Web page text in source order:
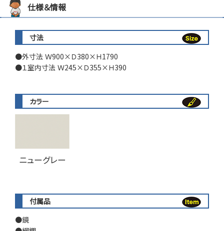
仕様＆情報
寸法
外寸法 Ｗ900×Ｄ380×Ｈ1790
１室内寸法 Ｗ245×Ｄ355×Ｈ390
カラー
ニューグレー
付属品
鏡